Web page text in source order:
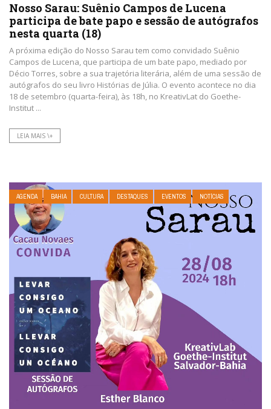
Nosso Sarau: Suênio Campos de Lucena
participa de bate papo e sessão de autógrafos
nesta quarta (18)
A próxima edição do Nosso Sarau tem como convidado Suênio
Campos de Lucena, que participa de um bate papo, mediado por
Décio Torres, sobre a sua trajetória literária, além de uma sessão de
autógrafos do seu livro Histórias de Júlia. O evento acontece no dia
18 de setembro (quarta-feira), às 18h, no KreativLat do Goethe-
Institut ...
LEIA MAIS \+
AGENDA BAHIA CULTURA DESTAQUES EVENTOS NOTÍCIAS